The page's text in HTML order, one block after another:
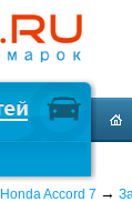
Honda Accord 7 →